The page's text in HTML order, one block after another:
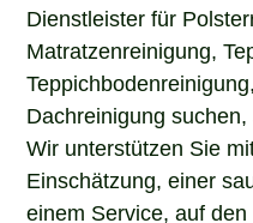
Dienstleister für
Matratzenreinigung,
Dachreinigung
Wir unterstützen Sie
Einschätzung, einer
einem Service, auf